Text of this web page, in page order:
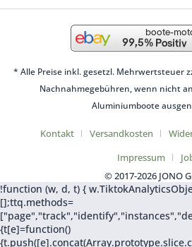
* Alle Preise inkl. gesetzl. Mehrwertsteuer
Nachnahmegebühren, wenn nicht
Aluminiumboote
Kontakt Versandkosten
Impressum
© 2017-2026 JONO
!function (w, d, t) {
[];ttq.methods=
{t[e]=function()